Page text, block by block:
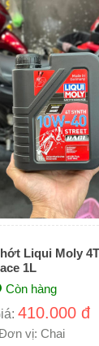
Liqui Moly
1L
Còn hàng
410.000 đ
vị: Chai